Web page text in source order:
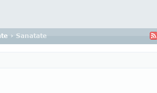
› Sanatate